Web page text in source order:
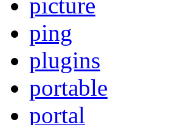
ping
plugins
portable
portal